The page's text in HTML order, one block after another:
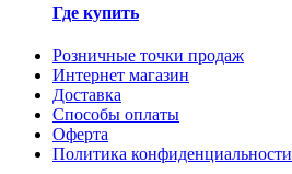
Где купить
Розничные точки продаж
Интернет магазин
Доставка
Способы оплаты
Оферта
Политика конфиденциальности